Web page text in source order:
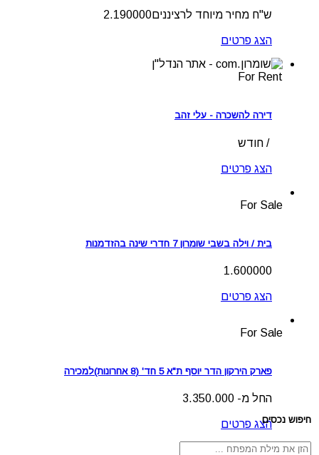
ש"ח מחיר מיוחד לרציננים2.190000
הצג פרטים
For Rent
דירה להשכרה - עלי זהב
/ חודש
הצג פרטים
For Sale
בית / וילה בשבי שומרון 7 חדרי שינה בהזדמנות
1.600000
הצג פרטים
For Sale
פארק הירקון הדר יוסף ת"א 5 חד' (8 אחרונות)למכירה
החל מ- 3.350.000
הצג פרטיםחיפוש נכסים